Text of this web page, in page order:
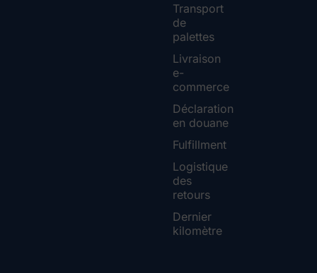
Transport
de
palettes
Livraison
e-
commerce
Déclaration
en douane
Fulfillment
Logistique
des
retours
Dernier
kilomètre